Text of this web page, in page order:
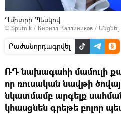
Դմիտրի Պեսկով
© Sputnik / Кирилл Каллиников /
Բաժանորդագրվել
ՌԴ նախագահի մամուլի
որ ռուսական նավթի
նկատմամբ արգելք
կհասցնեն գրեթե բոլոր